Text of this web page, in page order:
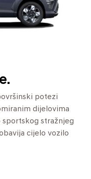
potezi
dijelovima
sportskog stražnjeg
cijelo vozilo